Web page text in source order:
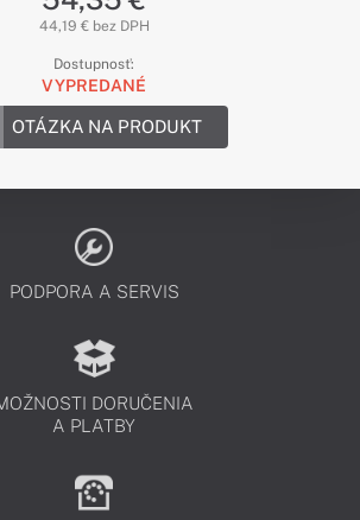
44,19 € bez DPH
Dostupnosť:
VYPREDANÉ
OTÁZKA NA PRODUKT
PODPORA A SERVIS
DORUČENIA
A PLATBY